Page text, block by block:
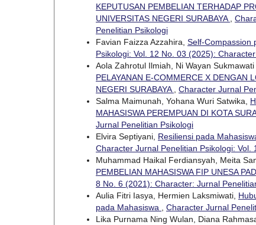
KEPUTUSAN PEMBELIAN TERHADAP
UNIVERSITAS NEGERI SURABAYA
Penelitian Psikologi
Favian Faizza Azzahira, Self-Compassion
Psikologi: Vol. 12 No. 03 (2025):
Aola Zahrotul Ilmiah, Ni Wayan Sukmawati
PELAYANAN E-COMMERCE X DENGAN
NEGERI SURABAYA
Character Jurnal
Salma Maimunah, Yohana Wuri Satwika,
MAHASISWA PEREMPUAN DI KOTA
Jurnal Penelitian Psikologi
Elvira Septiyani, Resiliensi pada
Character Jurnal Penelitian Psikologi:
Muhammad Haikal Ferdiansyah, Meita
PEMBELIAN MAHASISWA FIP UNESA
8 No. 6 (2021): Character: Jurnal
Aulia Fitri Iasya, Hermien Laksmiwati,
pada Mahasiswa
Character Jurnal
Lika Purnama Ning Wulan, Diana